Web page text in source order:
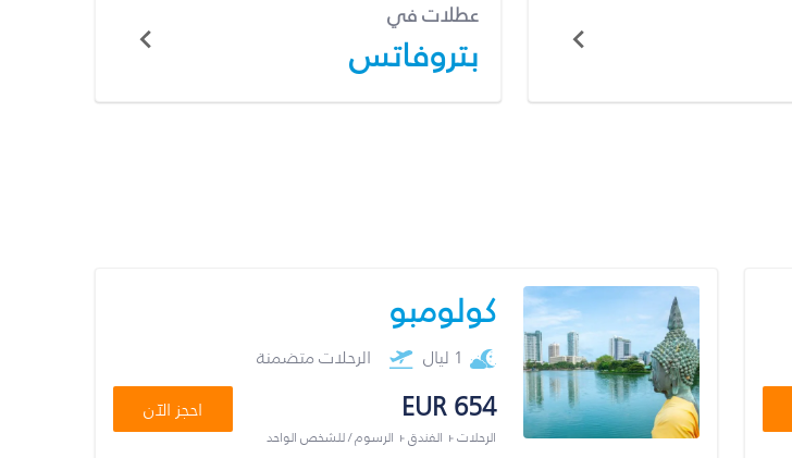
عطلات في
بتروفاتس
كولومبو
1 ليال الرحلات متضمنة
EUR 654
الرحلات + الفندق + الرسوم / للشخص الواحد
احجز الآن